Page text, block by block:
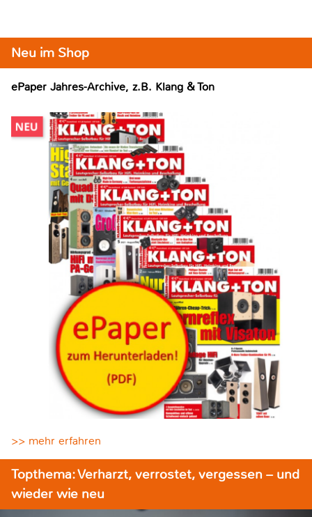
Neu im Shop
ePaper Jahres-Archive, z.B. Klang & Ton
>> mehr erfahren
Topthema: Verharzt, verrostet, vergessen – und
wieder wie neu